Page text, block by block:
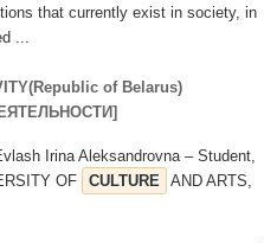
that currently exist in society, in
...
of Belarus)
Irina Aleksandrovna – Student,
OF
CULTURE AND ARTS,